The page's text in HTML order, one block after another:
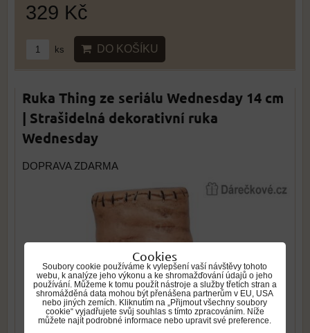
329 Kč
ks DO KOŠÍKU
Ruka Thing ze seriálu Wednesday 14 cm
| Strašidelná dekorativní ruka
Wednesday
DOPRAVA ZDARMA
Cookies
Soubory cookie používáme k vylepšení vaší návštěvy tohoto
webu, k analýze jeho výkonu a ke shromažďování údajů o jeho
používání. Můžeme k tomu použít nástroje a služby třetích stran a
shromážděná data mohou být přenášena partnerům v EU, USA
nebo jiných zemích. Kliknutím na „Přijmout všechny soubory
cookie“ vyjadřujete svůj souhlas s tímto zpracováním. Níže
můžete najít podrobné informace nebo upravit své preference.